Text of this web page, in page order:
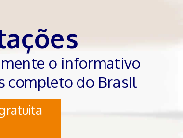
o informativo
completo do Brasil